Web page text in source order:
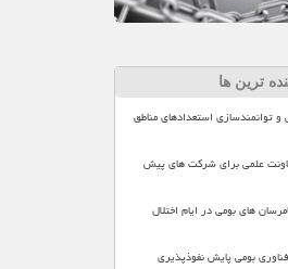
ترین ها
توانمندسازی استعدادهای مناطق
علمی برای شرکت های پیش
های بومی در ایام اختلال
بومی پایش نفوذپذیری